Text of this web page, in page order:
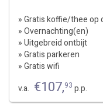
» Gratis koffie/thee op
» Overnachting(en)
» Uitgebreid ontbijt
» Gratis parkeren
» Gratis wifi
v.a. €107,93 p.p.